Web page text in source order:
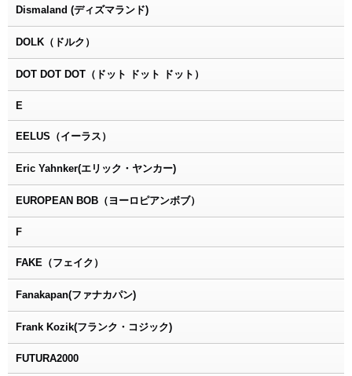
Dismaland (ディズマランド)
DOLK（ドルク）
DOT DOT DOT（ドット ドット ドット）
E
EELUS（イーラス）
Eric Yahnker(エリック・ヤンカー)
EUROPEAN BOB（ヨーロピアンボブ）
F
FAKE（フェイク）
Fanakapan(ファナカパン)
Frank Kozik(フランク・コジック)
FUTURA2000